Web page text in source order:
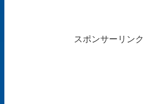
スポンサーリンク